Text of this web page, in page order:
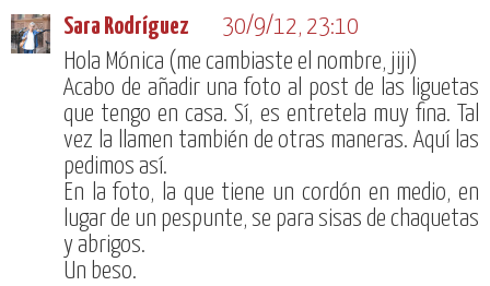
Sara Rodríguez
30/9/12, 23:10
Hola Mónica (me cambiaste el nombre, jiji)
Acabo de añadir una foto al post de las liguetas
que tengo en casa. Sí, es entretela muy fina. Tal
vez la llamen también de otras maneras. Aquí las
pedimos así.
En la foto, la que tiene un cordón en medio, en
lugar de un pespunte, se para sisas de chaquetas
y abrigos.
Un beso.